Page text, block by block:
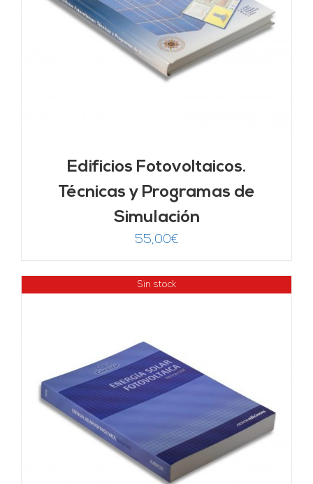
Edificios Fotovoltaicos.
Técnicas y Programas de
Simulación
55,00€
Sin stock